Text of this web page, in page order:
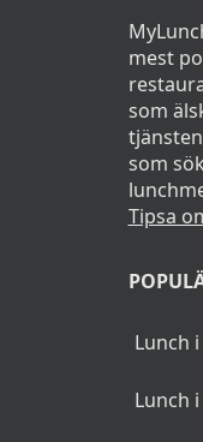
mest
som
som
Tipsa
Lunch
Lunch